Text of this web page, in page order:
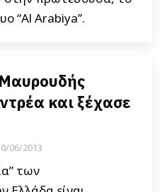
“Al Arabiya”.
και ξέχασε
06/2013
των